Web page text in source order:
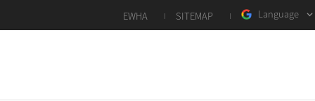
EWHA SITEMAP Language